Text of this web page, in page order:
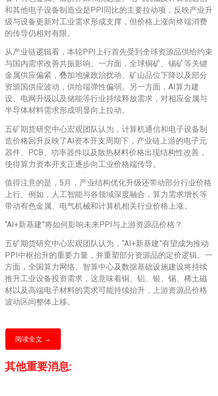
和其他电子设备制造业是PPI同比的主要拉动项，反映产业升
级与设备更新对工业需求形成支撑，但价格上涨向终端消费
的传导仍相对有限。
从产业链逻辑看，本轮PPI上行首先受到全球资源品供给约束
与国内需求改善共振影响。一方面，全球铜矿、锡矿等关键
金属供应偏紧，叠加地缘政治扰动、矿山品位下降以及部分
资源国供应波动，供给端弹性偏弱。另一方面，AI算力建
设、电网升级以及储能等行业持续释放需求，对相应金属与
半导体材料需求形成明显向上拉动。
五矿期货研究中心宏观团队认为，计算机通信和电子设备制
造价格回升反映了AI资本开支周期下，产业链上游的电子元
器件、PCB、功率器件以及散热材料价格出现结构性改善，
使得算力资本开支正逐步向工业价格端传导。
值得注意的是，5月，产业结构优化升级还带动部分行业价格
上行。例如，人工智能与各领域深度融合，算力需求增长等
带动有色金属、电气机械和计算机相关行业价格上涨。
“AI+新基建”将如何影响未来PPI与上游资源品价格？
五矿期货研究中心宏观团队认为，“AI+新基建”有望成为推动
PPI中枢抬升的重要力量，并重塑部分资源品的定价逻辑。一
方面，全国算力网络、智算中心及数据基础设施建设将持续
推升工业设备投资需求，这意味着铜、铝、银、锡、稀土磁
材以及高端电子材料的需求可能持续抬升，上游资源品价格
波动区间整体上移。
阅读全文 →
其他重要消息: